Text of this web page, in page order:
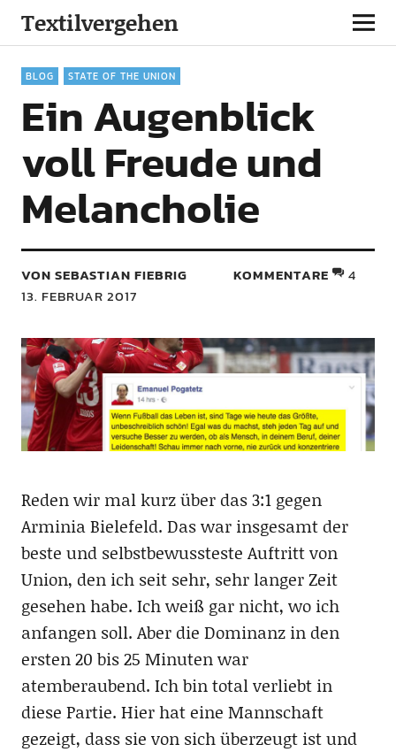
Textilvergehen
BLOG STATE OF THE UNION
Ein Augenblick
voll Freude und
Melancholie
VON SEBASTIAN FIEBRIG
13. FEBRUAR 2017
KOMMENTARE 4
Reden wir mal kurz über das 3:1 gegen
Arminia Bielefeld. Das war insgesamt der
beste und selbstbewussteste Auftritt von
Union, den ich seit sehr, sehr langer Zeit
gesehen habe. Ich weiß gar nicht, wo ich
anfangen soll. Aber die Dominanz in den
ersten 20 bis 25 Minuten war
atemberaubend. Ich bin total verliebt in
diese Partie. Hier hat eine Mannschaft
gezeigt, dass sie von sich überzeugt ist und